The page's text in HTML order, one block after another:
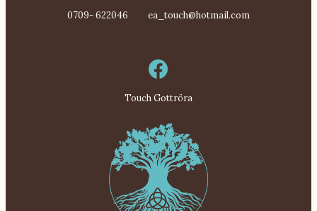
0709- 622046 ea_touch@hotmail.com
Touch Gottröra